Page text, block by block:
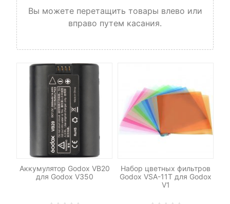
Вы можете перетащить товары влево или
вправо путем касания.
Аккумулятор Godox VB20
для Godox V350
Набор цветных фильтров
Godox VSA-11T для Godox
V1